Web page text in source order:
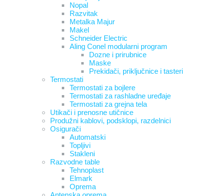
Nopal
Razvitak
Metalka Majur
Makel
Schneider Electric
Aling Conel modularni program
Dozne i prirubnice
Maske
Prekidači, priključnice i tasteri
Termostati
Termostati za bojlere
Termostati za rashladne uređaje
Termostati za grejna tela
Utikači i prenosne utičnice
Produžni kablovi, podsklopi, razdelnici
Osigurači
Automatski
Topljivi
Stakleni
Razvodne table
Tehnoplast
Elmark
Oprema